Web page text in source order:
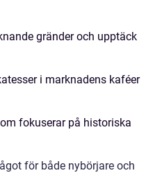
gränder och upptäck
i marknadens kaféer
fokuserar på historiska
för både nybörjare och